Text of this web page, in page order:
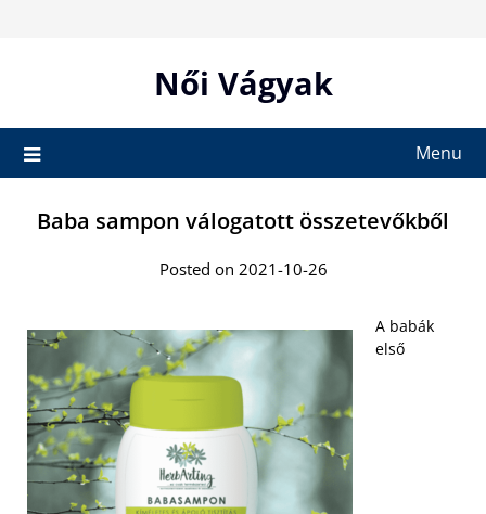
Női Vágyak
Menu
Baba sampon válogatott összetevőkből
Posted on 2021-10-26
A babák
első